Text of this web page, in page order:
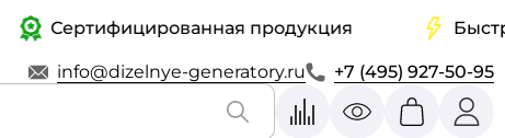
Сертифицированная продукция Быстрая
info@dizelnye-generatory.ru +7 (495) 927-50-95